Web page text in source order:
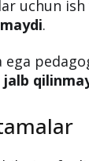
uchun ish
.
ega